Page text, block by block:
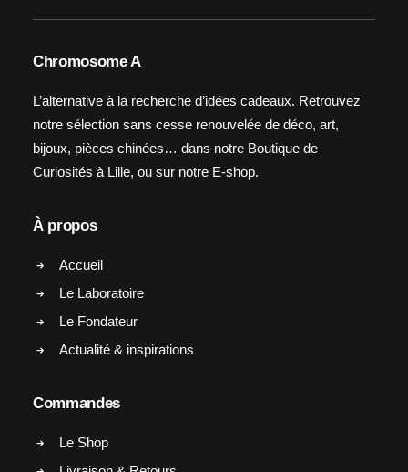
Chromosome A
L’alternative à la recherche d’idées cadeaux. Retrouvez
notre sélection sans cesse renouvelée de déco, art,
bijoux, pièces chinées… dans notre Boutique de
Curiosités à Lille, ou sur notre E-shop.
À propos
Accueil
Le Laboratoire
Le Fondateur
Actualité & inspirations
Commandes
Le Shop